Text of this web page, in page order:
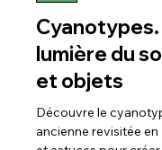
DIY
Cyanotypes.
lumière du
et objets